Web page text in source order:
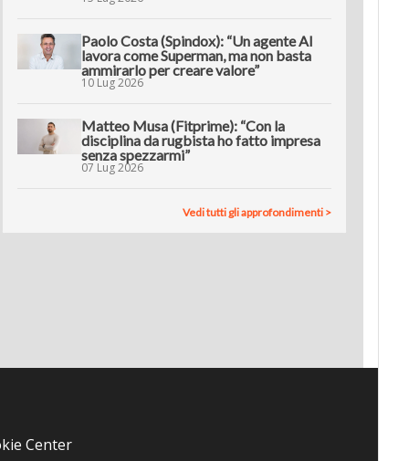
Paolo Costa (Spindox): “Un agente AI
lavora come Superman, ma non basta
ammirarlo per creare valore”
10 Lug 2026
Matteo Musa (Fitprime): “Con la
disciplina da rugbista ho fatto impresa
senza spezzarmi”
07 Lug 2026
Vedi tutti gli approfondimenti >
Center